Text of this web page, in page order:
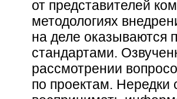
от представителей
методологиях
на деле оказываются
стандартами.
рассмотрении
по проектам. Нередки